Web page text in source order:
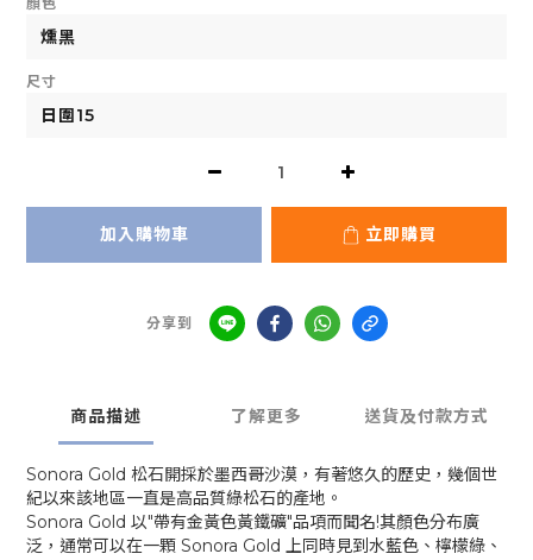
尺寸
加入購物車 立即購買
分享到
商品描述 了解更多 送貨及付款方式
Sonora Gold 松石開採於墨西哥沙漠，有著悠久的歷史，幾個世
紀以來該地區一直是高品質綠松石的產地。
Sonora Gold 以"帶有金黃色黃鐵礦"品項而聞名!其顏色分布廣
泛，通常可以在一顆 Sonora Gold 上同時見到水藍色、檸檬綠、